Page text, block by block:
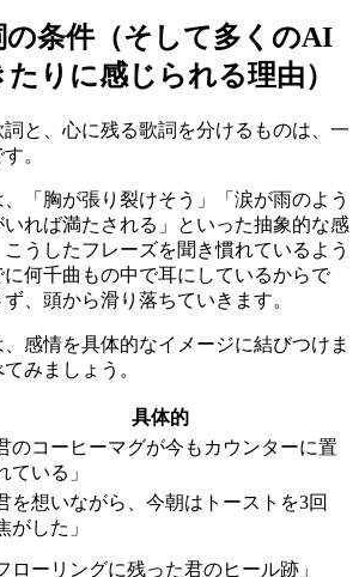
の条件（そして多くのAI
りに感じられる理由）
と、心に残る歌詞を分けるものは、一
。
「胸が張り裂けそう」「涙が雨のよう
れば満たされる」といった抽象的な感
うしたフレーズを聞き慣れているよう
何千曲もの中で耳にしているからで
、頭から滑り落ちていきます。
感情を具体的なイメージに結びつけま
みましょう。
具体的
のコーヒーマグが今もカウンターに置
ている」
を想いながら、今朝はトーストを3回
がした」
ローリングに残った君のヒール跡」